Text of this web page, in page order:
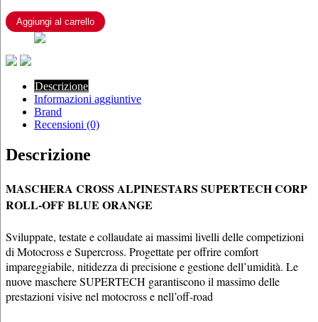
ROLL-
OFF
BLUE
ORANGE
quantità
Aggiungi al carrello
Descrizione
Informazioni aggiuntive
Brand
Recensioni (0)
Descrizione
MASCHERA CROSS ALPINESTARS SUPERTECH CORP
ROLL-OFF BLUE ORANGE
Sviluppate, testate e collaudate ai massimi livelli delle competizioni
di Motocross e Supercross. Progettate per offrire comfort
impareggiabile, nitidezza di precisione e gestione dell’umidità. Le
nuove maschere SUPERTECH garantiscono il massimo delle
prestazioni visive nel motocross e nell’off-road